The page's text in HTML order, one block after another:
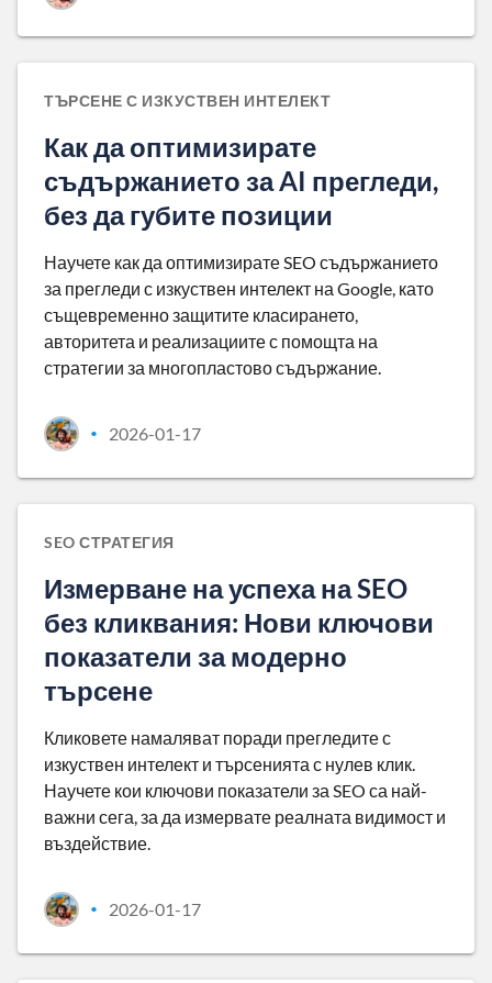
ТЪРСЕНЕ С ИЗКУСТВЕН ИНТЕЛЕКТ
Как да оптимизирате
съдържанието за AI прегледи,
без да губите позиции
Научете как да оптимизирате SEO съдържанието
за прегледи с изкуствен интелект на Google, като
същевременно защитите класирането,
авторитета и реализациите с помощта на
стратегии за многопластово съдържание.
• 2026-01-17
SEO СТРАТЕГИЯ
Измерване на успеха на SEO
без кликвания: Нови ключови
показатели за модерно
търсене
Кликовете намаляват поради прегледите с
изкуствен интелект и търсенията с нулев клик.
Научете кои ключови показатели за SEO са най-
важни сега, за да измервате реалната видимост и
въздействие.
• 2026-01-17